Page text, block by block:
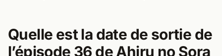
Quelle est la date de sortie de
l’épisode 36 de Ahiru no Sora